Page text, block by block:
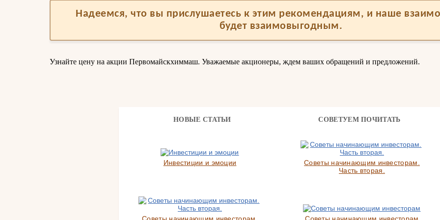
Надеемся, что вы прислушаетесь к этим рекомендациям, и наше
будет взаимовыгодным.
Узнайте цену на акции Первомайскхиммаш. Уважаемые акционеры, ждем ваших обращений и предложений.
НОВЫЕ СТАТЬИ СОВЕТУЕМ ПОЧИТАТЬ
Инвестиции и эмоции
Советы начинающим инвесторам.
Часть вторая.